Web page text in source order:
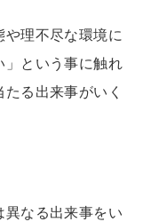
や理不尽な環境に
」という事に触れ
る出来事がいく
異なる出来事をい